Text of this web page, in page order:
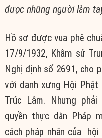
được những người làm
Hồ sơ được vua phê
17/9/1932, Khâm sứ
Nghị định số 2691, cho
với danh xưng Hội
Trúc Lâm. Nhưng
quyền thực dân Pháp
cách pháp nhân của